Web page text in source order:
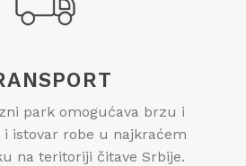
park omogućava brzu i
istovar robe u najkraćem
na teritoriji čitave Srbije.